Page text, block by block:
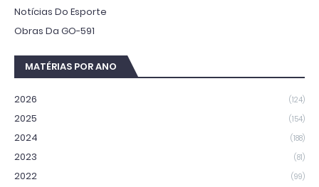
Notícias Do Esporte
Obras Da GO-591
MATÉRIAS POR ANO
2026 (124)
2025 (154)
2024 (188)
2023 (81)
2022 (99)